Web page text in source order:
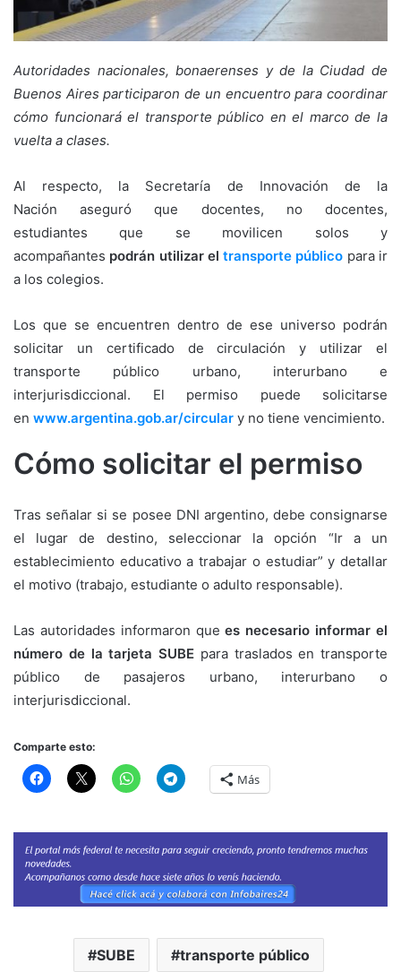
Autoridades nacionales, bonaerenses y de la Ciudad de
Buenos Aires participaron de un encuentro para coordinar
cómo funcionará el transporte público en el marco de la
vuelta a clases.
Al respecto, la Secretaría de Innovación de la
Nación aseguró que docentes, no docentes,
estudiantes que se movilicen solos y
acompañantes podrán utilizar eltransporte público para ir
a los colegios.
Los que se encuentren dentro de ese universo podrán
solicitar un certificado de circulación y utilizar el
transporte público urbano, interurbano e
interjurisdiccional. El permiso puede solicitarse
en www.argentina.gob.ar/circular y no tiene vencimiento.
Cómo solicitar el permiso
Tras señalar si se posee DNI argentino, debe consignarse
el lugar de destino, seleccionar la opción “Ir a un
establecimiento educativo a trabajar o estudiar” y detallar
el motivo (trabajo, estudiante o adulto responsable).
Las autoridades informaron quees necesario informar el
número de la tarjeta SUBE para traslados en transporte
público de pasajeros urbano, interurbano o
interjurisdiccional.
Comparte esto:
Más
SUBE transporte público